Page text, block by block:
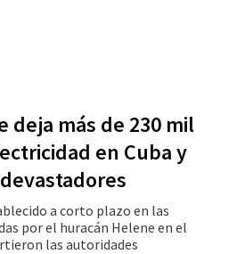
deja más de 230 mil
en Cuba y
a corto plazo en las
por el huracán Helene en el
las autoridades